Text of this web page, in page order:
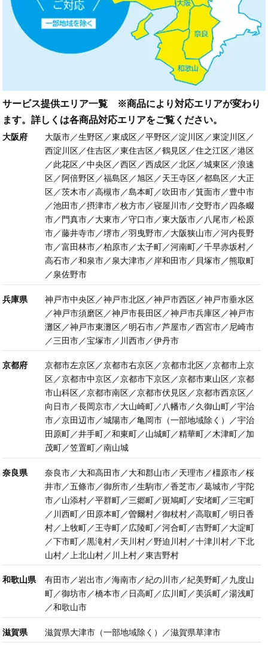
サービス提供エリア一覧 ※商品により対応エリアが変わり
ます。詳しくは各商品対応エリアをご覧ください。
大阪府
大阪市／生野区／東成区／平野区／淀川区／東淀川区／
西淀川区／住吉区／東住吉区／鶴見区／住之江区／港区
／此花区／中央区／西区／西成区／北区／城東区／浪速
区／阿倍野区／福島区／旭区／天王寺区／都島区／大正
区／茨木市／高槻市／島本町／吹田市／箕面市／豊中市
／池田市／摂津市／枚方市／寝屋川市／交野市／四条畷
市／門真市／大東市／守口市／東大阪市／八尾市／松原
市／藤井寺市／堺市／羽曳野市／大阪狭山市／河内長野
市／富田林市／柏原市／太子町／河南町／千早赤坂村／
高石市／和泉市／泉大津市／岸和田市／貝塚市／熊取町
／泉佐野市
兵庫県
神戸市中央区／神戸市北区／神戸市西区／神戸市垂水区
／神戸市須磨区／神戸市長田区／神戸市兵庫区／神戸市
灘区／神戸市東灘区／明石市／芦屋市／西宮市／尼崎市
／三田市／宝塚市／川西市／伊丹市
京都府
京都市左京区／京都市右京区／京都市北区／京都市上京
区／京都市中京区／京都市下京区／京都市東山区／京都
市山科区／京都市南区／京都市伏見区／京都市西京区／
向日市／長岡京市／大山崎町／八幡市／久御山町／宇治
市／京田辺市／城陽市／亀岡市（一部地域除く）／宇治
田原町／井手町／和東町／山城町／精華町／木津町／加
茂町／笠置町／南山城
奈良県
奈良市／大和高田市／大和郡山市／天理市／橿原市／桜
井市／五條市／御所市／生駒市／香芝市／葛城市／宇陀
市／山添村／平群町／三郷町／斑鳩町／安堵町／三宅町
／川西町／田原本町／曽爾村／御杖村／高取町／明日香
村／上牧町／王寺町／広陵町／河合町／吉野町／大淀町
／下市町／黒滝村／天川村／野迫川村／十津川村／下北
山村／上北山村／川上村／東吉野村
和歌山県
有田市／岩出市／海南市／紀の川市／紀美野町／九度山
町／御坊市／橋本市／日高町／広川町／美浜町／湯浅町
／和歌山市
滋賀県 滋賀県大津市（一部地域除く）／滋賀県草津市